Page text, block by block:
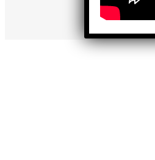
contenidos.